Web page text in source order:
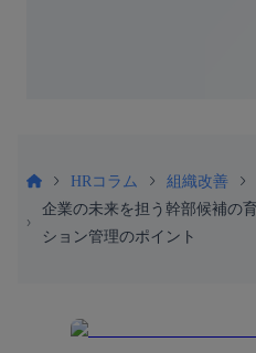
HRコラム 組織改善
企業の未来を担う幹部候補の
ション管理のポイント